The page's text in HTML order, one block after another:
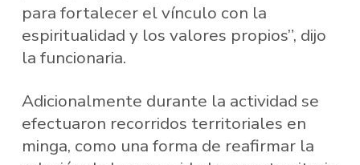
para fortalecer el vínculo con la
espiritualidad y los valores propios”, dijo
la funcionaria.
Adicionalmente durante la actividad se
efectuaron recorridos territoriales en
minga, como una forma de reafirmar la